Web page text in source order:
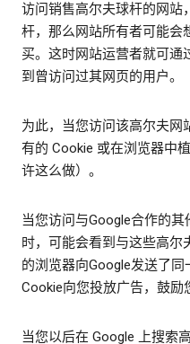
访问销售高尔夫球杆的网站
杆，那么网站所有者可能会
买。这时网站运营者就可通
到曾访问过其网页的用户。
为此，当您访问该高尔夫网
有的 Cookie 或在浏览器中
许这么做）。
当您访问与Google合作的其
时，可能会看到与这些高尔
的浏览器向Google发送了
Cookie向您投放广告，鼓励
当您以后在 Google 上搜索